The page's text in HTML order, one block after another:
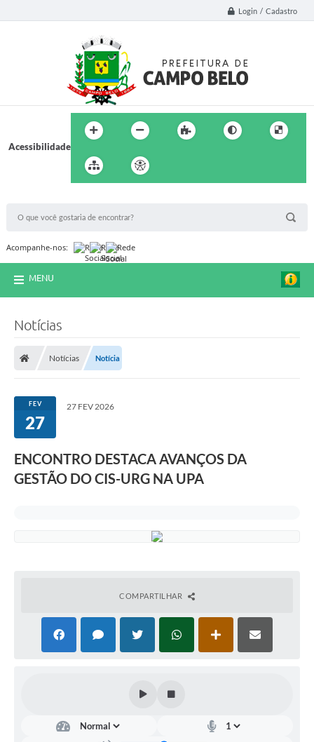
Login / Cadastro
Acessibilidade
Acompanhe-nos:
MENU
Notícias
Notícias Notícia
FEV
27
27 FEV 2026
ENCONTRO DESTACA AVANÇOS DA
GESTÃO DO CIS-URG NA UPA
COMPARTILHAR